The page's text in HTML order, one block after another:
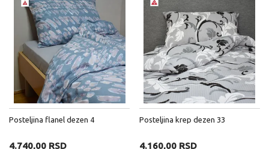
Posteljina flanel dezen 4
4.740,00 RSD
Posteljina krep dezen 33
4.160,00 RSD